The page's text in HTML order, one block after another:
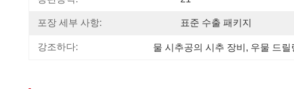
포장 세부 사항: 표준 수출 패키지
강조하다: 물 시추공의 시추 장비 , 우물 드릴